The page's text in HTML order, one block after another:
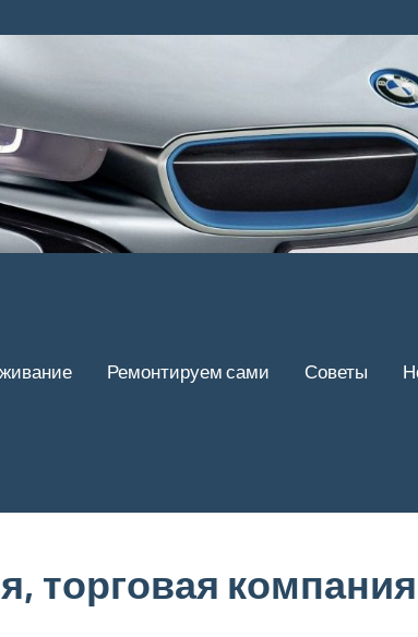
Ремонтируем сами Советы
торговая компания